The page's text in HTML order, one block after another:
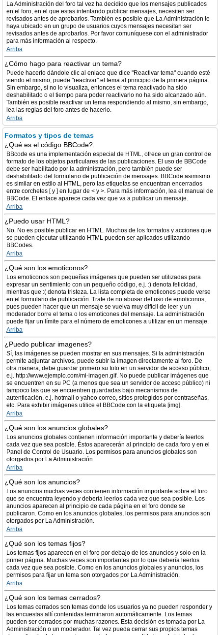
La Administración del foro tal vez ha decidido que los mensajes publicados
en el foro, en el que estas intentando publicar mensajes, necesiten ser
revisados antes de aprobarlos. También es posible que La Administración le
haya ubicado en un grupo de usuarios cuyos mensajes necesitan ser
revisados antes de aprobarlos. Por favor comuníquese con el administrador
para más información al respecto.
Arriba
¿Cómo hago para reactivar un tema?
Puede hacerlo dándole clic al enlace que dice "Reactivar tema" cuando esté
viendo el mismo, puede "reactivar" el tema al principio de la primera página.
Sin embargo, si no lo visualiza, entonces el tema reactivado ha sido
deshabilitado o el tiempo para poder reactivarlo no ha sido alcanzado aún.
También es posible reactivar un tema respondiendo al mismo, sin embargo,
lea las reglas del foro antes de hacerlo.
Arriba
Formatos y tipos de temas
¿Qué es el código BBCode?
BBcode es una implementación especial de HTML, ofrece un gran control de
formato de los objetos particulares de las publicaciones. El uso de BBCode
debe ser habilitado por la administración, pero también puede ser
deshabilitado del formulario de publicación de mensajes. BBCode asimismo
es similar en estilo al HTML, pero las etiquetas se encuentran encerrados
entre corchetes [ y ] en lugar de < y >. Para más información, lea el manual de
BBCode. El enlace aparece cada vez que va a publicar un mensaje.
Arriba
¿Puedo usar HTML?
No. No es posible publicar en HTML. Muchos de los formatos y acciones que
se pueden ejecutar utilizando HTML pueden ser aplicados utilizando
BBCodes.
Arriba
¿Qué son los emoticonos?
Los emoticonos son pequeñas imágenes que pueden ser utilizadas para
expresar un sentimiento con un pequeño código, e.j. :) denota felicidad,
mientras que :( denota tristeza. La lista completa de emoticones puede verse
en el formulario de publicación. Trate de no abusar del uso de emoticonos,
pues pueden hacer que un mensaje se vuelva muy difícil de leer y un
moderador borre el tema o los emoticones del mensaje. La administración
puede fijar un límite para el número de emoticones a utilizar en un mensaje.
Arriba
¿Puedo publicar imagenes?
Sí, las imágenes se pueden mostrar en sus mensajes. Si la administración
permite adjuntar archivos, puede subir la imagen directamente al foro. De
otra manera, debe guardar primero su foto en un servidor de acceso público,
e.j. http://www.ejemplo.com/mi-imagen.gif. No puede publicar imágenes que
se encuentren en su PC (a menos que sea un servidor de acceso público) ni
tampoco las que se encuentren guardadas bajo mecanismos de
autenticación, e.j. hotmail o yahoo correo, sitios protegidos por contraseñas,
etc. Para exhibir imágenes utilice el BBCode con la etiqueta [img].
Arriba
¿Qué son los anuncios globales?
Los anuncios globales contienen información importante y debería leerlos
cada vez que sea posible. Éstos aparecerán al principio de cada foro y en el
Panel de Control de Usuario. Los permisos para anuncios globales son
otorgados por La Administración.
Arriba
¿Qué son los anuncios?
Los anuncios muchas veces contienen información importante sobre el foro
que se encuentra leyendo y debería leerlos cada vez que sea posible. Los
anuncios aparecen al principio de cada página en el foro donde se
publicaron. Como en los anuncios globales, los permisos para anuncios son
otorgados por La Administración.
Arriba
¿Qué son los temas fijos?
Los temas fijos aparecen en el foro por debajo de los anuncios y solo en la
primer página. Muchas veces son importantes por lo que debería leerlos
cada vez que sea posible. Como en los anuncios globales y anuncios, los
permisos para fijar un tema son otorgados por La Administración.
Arriba
¿Qué son los temas cerrados?
Los temas cerrados son temas donde los usuarios ya no pueden responder y
las encuestas allí contenidas terminaron automáticamente. Los temas
pueden ser cerrados por muchas razones. Esta decisión es tomada por La
Administración o un moderador. Tal vez pueda cerrar sus propios temas